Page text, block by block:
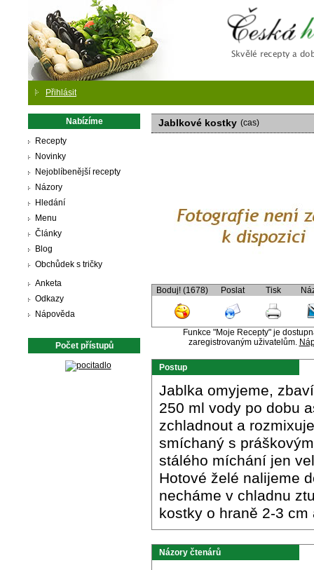
Přihlásit
Nabízíme
Recepty
Novinky
Nejoblíbenější recepty
Názory
Hledání
Menu
Články
Blog
Obchůdek s tričky
Anketa
Odkazy
Nápověda
Počet přístupů
Jablkové kostky (cas)
Boduj! (1678) Poslat Tisk
Funkce "Moje Recepty" je
zaregistrovaným uživatelům.
Postup
Jablka omyjeme,
250 ml vody po dobu
zchladnout a
smíchaný s
stálého míchání jen
Hotové želé nalijeme
necháme v chladnu
kostky o hraně 2-3
Názory čtenárů